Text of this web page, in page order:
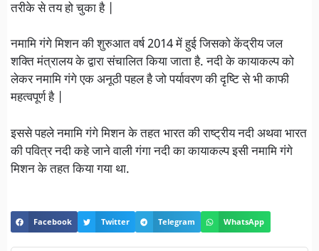
तरीके से तय हो चुका है |
नमामि गंगे मिशन की शुरुआत वर्ष 2014 में हुई जिसको केंद्रीय जल
शक्ति मंत्रालय के द्वारा संचालित किया जाता है. नदी के कायाकल्प को
लेकर नमामि गंगे एक अनूठी पहल है जो पर्यावरण की दृष्टि से भी काफी
महत्वपूर्ण है |
इससे पहले नमामि गंगे मिशन के तहत भारत की राष्ट्रीय नदी अथवा भारत
की पवित्र नदी कहे जाने वाली गंगा नदी का कायाकल्प इसी नमामि गंगे
मिशन के तहत किया गया था.
Facebook Twitter Telegram WhatsApp